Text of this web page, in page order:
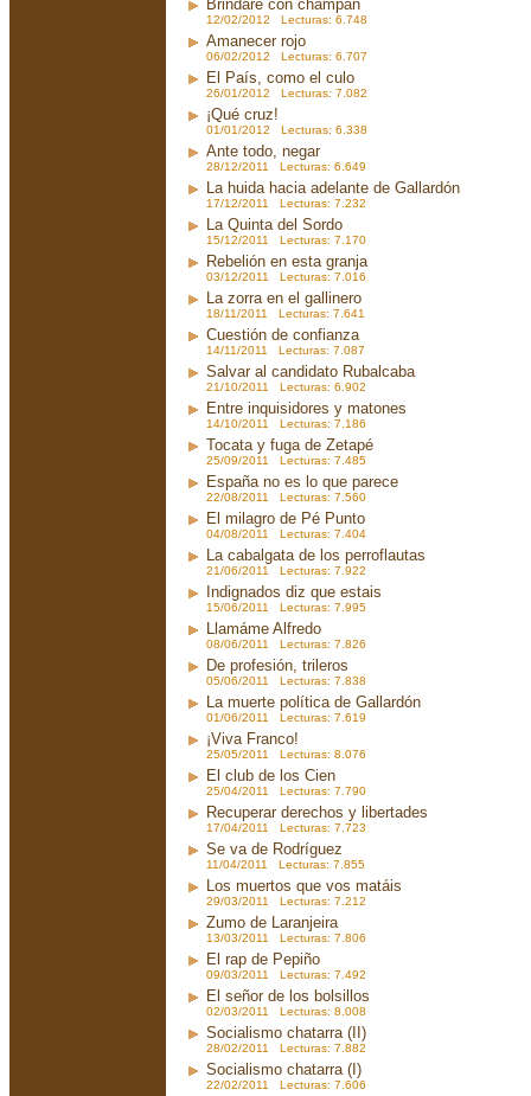
Brindaré con champán
12/02/2012 Lecturas: 6.748
Amanecer rojo
06/02/2012 Lecturas: 6.707
El País, como el culo
26/01/2012 Lecturas: 7.082
¡Qué cruz!
01/01/2012 Lecturas: 6.338
Ante todo, negar
28/12/2011 Lecturas: 6.649
La huida hacia adelante de Gallardón
17/12/2011 Lecturas: 7.232
La Quinta del Sordo
15/12/2011 Lecturas: 7.170
Rebelión en esta granja
03/12/2011 Lecturas: 7.016
La zorra en el gallinero
18/11/2011 Lecturas: 7.641
Cuestión de confianza
14/11/2011 Lecturas: 7.087
Salvar al candidato Rubalcaba
21/10/2011 Lecturas: 6.902
Entre inquisidores y matones
14/10/2011 Lecturas: 7.186
Tocata y fuga de Zetapé
25/09/2011 Lecturas: 7.485
España no es lo que parece
22/08/2011 Lecturas: 7.560
El milagro de Pé Punto
04/08/2011 Lecturas: 7.404
La cabalgata de los perroflautas
21/06/2011 Lecturas: 7.922
Indignados diz que estais
15/06/2011 Lecturas: 7.995
Llamáme Alfredo
08/06/2011 Lecturas: 7.826
De profesión, trileros
05/06/2011 Lecturas: 7.838
La muerte política de Gallardón
01/06/2011 Lecturas: 7.619
¡Viva Franco!
25/05/2011 Lecturas: 8.076
El club de los Cien
25/04/2011 Lecturas: 7.790
Recuperar derechos y libertades
17/04/2011 Lecturas: 7.723
Se va de Rodríguez
11/04/2011 Lecturas: 7.855
Los muertos que vos matáis
29/03/2011 Lecturas: 7.212
Zumo de Laranjeira
13/03/2011 Lecturas: 7.806
El rap de Pepiño
09/03/2011 Lecturas: 7.492
El señor de los bolsillos
02/03/2011 Lecturas: 8.008
Socialismo chatarra (II)
28/02/2011 Lecturas: 7.882
Socialismo chatarra (I)
22/02/2011 Lecturas: 7.606